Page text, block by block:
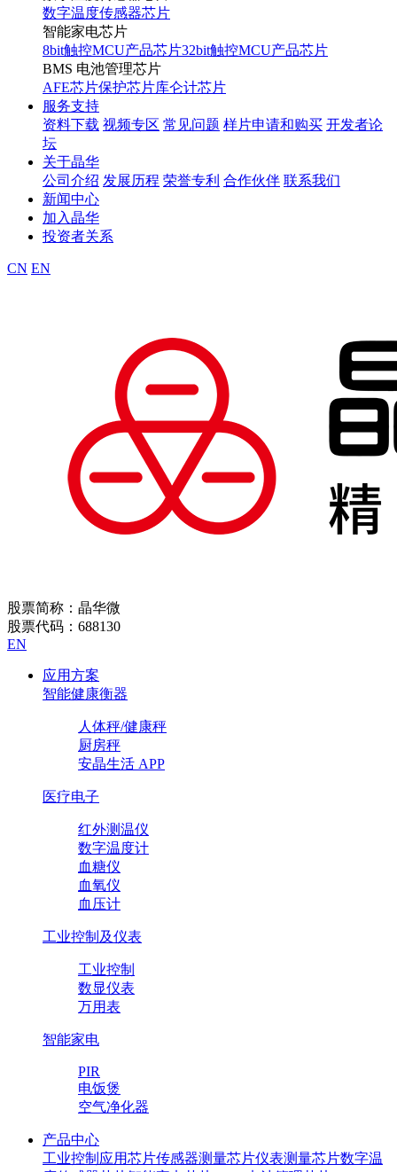
数字温度传感器芯片
智能家电芯片
8bit触控MCU产品芯片32bit触控MCU产品芯片
BMS 电池管理芯片
AFE芯片保护芯片库仑计芯片
服务支持
资料下载 视频专区 常见问题 样片申请和购买 开发者论
坛
关于晶华
公司介绍 发展历程 荣誉专利 合作伙伴 联系我们
新闻中心
加入晶华
投资者关系
CN EN
股票简称：晶华微
股票代码：688130
EN
应用方案
智能健康衡器
人体秤/健康秤
厨房秤
安晶生活 APP
医疗电子
红外测温仪
数字温度计
血糖仪
血氧仪
血压计
工业控制及仪表
工业控制
数显仪表
万用表
智能家电
PIR
电饭煲
空气净化器
产品中心
工业控制应用芯片传感器测量芯片仪表测量芯片数字温